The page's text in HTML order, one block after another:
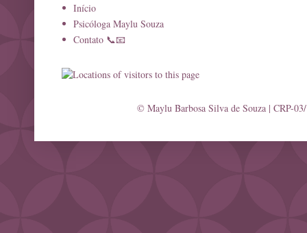
Início
Psicóloga Maylu Souza
Contato 📞📧
© Maylu Barbosa Silva de Souza | CRP-